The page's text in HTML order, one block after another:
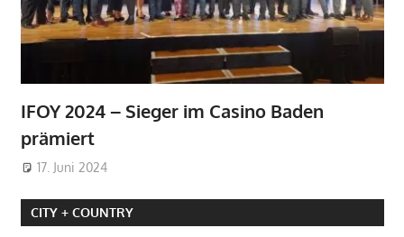
IFOY 2024 – Sieger im Casino Baden
prämiert
17. Juni 2024
CITY + COUNTRY